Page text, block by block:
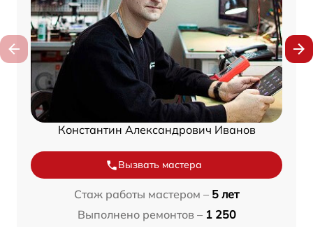
Константин Александрович Иванов
Вызвать мастера
Стаж работы мастером – 5 лет
Выполнено ремонтов – 1 250